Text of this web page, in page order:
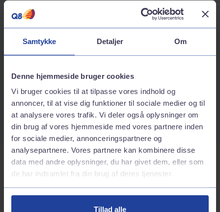
Samtykke Detaljer Om
Denne hjemmeside bruger cookies
Vi bruger cookies til at tilpasse vores indhold og
annoncer, til at vise dig funktioner til sociale medier og til
at analysere vores trafik. Vi deler også oplysninger om
din brug af vores hjemmeside med vores partnere inden
for sociale medier, annonceringspartnere og
analysepartnere. Vores partnere kan kombinere disse
data med andre oplysninger, du har givet dem, eller som
de har indsamlet fra din brug af deres tjenester.
Tillad alle
Kontaktinformation
Adresse
Måløv hovedgade 1
Telefonnummer
70242424
Tjenester på stationen